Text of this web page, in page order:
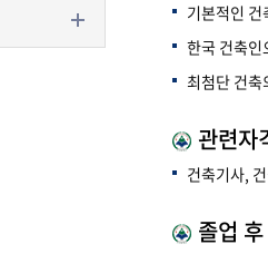
기본적인
한국 건축인
최첨단 건축
관련자
건축기사,
졸업